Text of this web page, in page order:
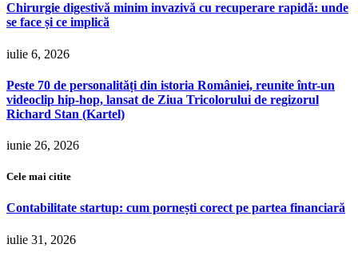
Chirurgie digestivă minim invazivă cu recuperare rapidă: unde
se face și ce implică
iulie 6, 2026
Peste 70 de personalități din istoria României, reunite într-un
videoclip hip-hop, lansat de Ziua Tricolorului de regizorul
Richard Stan (Kartel)
iunie 26, 2026
Cele mai citite
Contabilitate startup: cum pornești corect pe partea financiară
iulie 31, 2026